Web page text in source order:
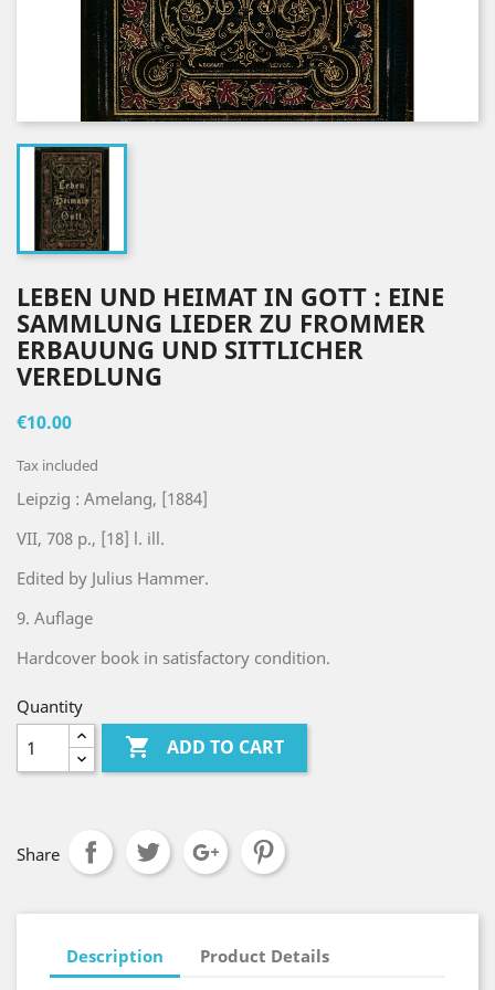
LEBEN UND HEIMAT IN GOTT : EINE
SAMMLUNG LIEDER ZU FROMMER
ERBAUUNG UND SITTLICHER
VEREDLUNG
€10.00
Tax included
Leipzig : Amelang, [1884]
VII, 708 p., [18] l. ill.
Edited by Julius Hammer.
9. Auflage
Hardcover book in satisfactory condition.
Quantity
 ADD TO CART
Share
Description Product Details